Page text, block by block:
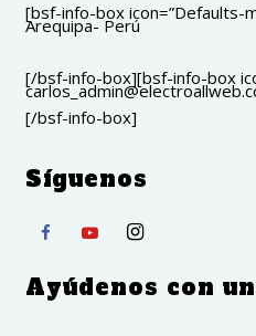
[bsf-info-box icon=”Defaults-
Arequipa- Perú
[/bsf-info-box][bsf-info-box
[/bsf-info-box]
Síguenos
Ayúdenos con